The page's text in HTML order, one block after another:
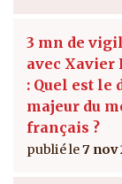
3 mn de
avec Xavier
: Quel est le
majeur du
français ?
7 nov